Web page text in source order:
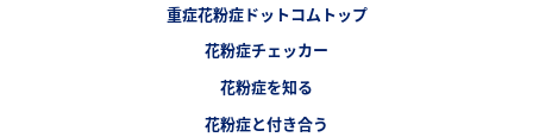
重症花粉症ドットコムトップ
フッターナビゲーション2（重症花粉症ドットコム）
花粉症チェッカー
花粉症を知る
花粉症と付き合う